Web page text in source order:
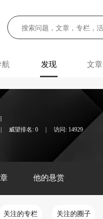
航 发现 文章
威望排名: 0 访问: 14929
他的悬赏
关注的专栏 关注的圈子